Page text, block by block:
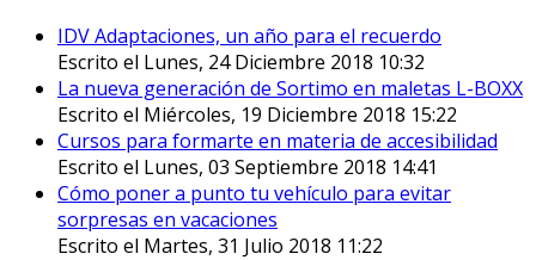
IDV Adaptaciones, un año para el recuerdo
Escrito el Lunes, 24 Diciembre 2018 10:32
La nueva generación de Sortimo en maletas L-BOXX
Escrito el Miércoles, 19 Diciembre 2018 15:22
Cursos para formarte en materia de accesibilidad
Escrito el Lunes, 03 Septiembre 2018 14:41
Cómo poner a punto tu vehículo para evitar
sorpresas en vacaciones
Escrito el Martes, 31 Julio 2018 11:22